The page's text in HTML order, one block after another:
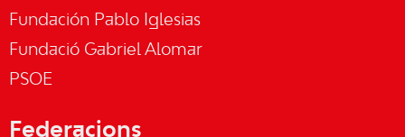
Fundación Pablo Iglesias
Fundació Gabriel Alomar
PSOE
Federacions